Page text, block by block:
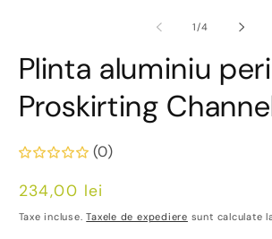
1/din
4
Plinta aluminiu
Proskirting
(0)
Preț
obișnuit
234,00 lei
Taxe incluse.Taxele de expediere sunt calculate